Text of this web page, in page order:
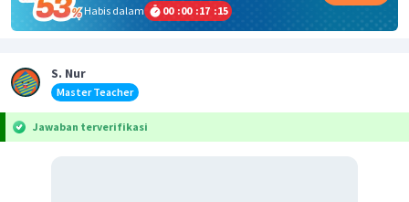
Habis dalam
00 :00 :17 :15
S. Nur
Master Teacher
Jawaban terverifikasi